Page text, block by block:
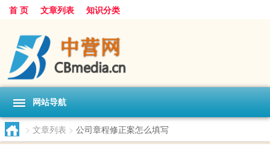
首 页 文章列表 知识分类
网站导航
> 文章列表 > 公司章程修正案怎么填写